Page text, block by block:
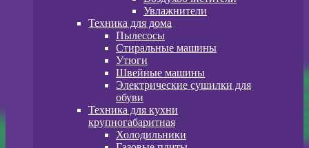
Увлажнители
Техника для дома
Пылесосы
Стиральные машины
Утюги
Швейные машины
Электрические сушилки для
обуви
Техника для кухни
крупногабаритная
Холодильники